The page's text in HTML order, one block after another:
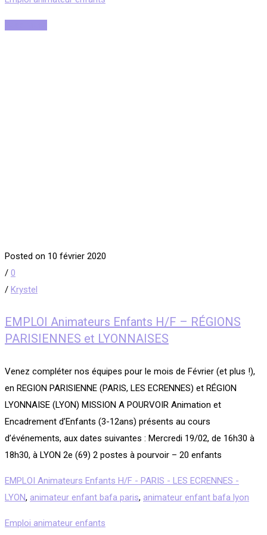
Posted on 10 février 2020
/ 0
/ Krystel
EMPLOI Animateurs Enfants H/F – RÉGIONS
PARISIENNES et LYONNAISES
Venez compléter nos équipes pour le mois de Février (et plus !),
en REGION PARISIENNE (PARIS, LES ECRENNES) et RÉGION
LYONNAISE (LYON) MISSION A POURVOIR Animation et
Encadrement d’Enfants (3-12ans) présents au cours
d’événements, aux dates suivantes : Mercredi 19/02, de 16h30 à
18h30, à LYON 2e (69) 2 postes à pourvoir – 20 enfants
EMPLOI Animateurs Enfants H/F - PARIS - LES ECRENNES -
LYON, animateur enfant bafa paris, animateur enfant bafa lyon
Emploi animateur enfants